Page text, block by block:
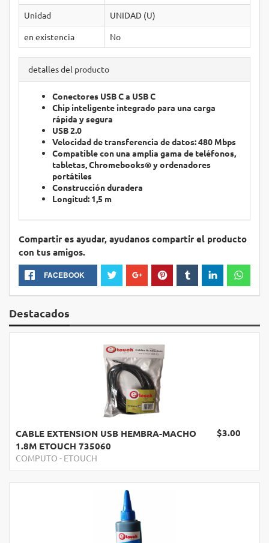
Unidad
UNIDAD (U)
en existencia
No
detalles del producto
Conectores USB C a USB C
Chip inteligente integrado para una carga
rápida y segura
USB 2.0
Velocidad de transferencia de datos: 480 Mbps
Compatible con una amplia gama de teléfonos,
tabletas, Chromebooks® y ordenadores
portátiles
Construcción duradera
Longitud: 1,5 m
Compartir es ayudar, ayudanos compartir el producto
con tus amigos.
FACEBOOK
Destacados
$3.00
CABLE EXTENSION USB HEMBRA-MACHO
1.8M ETOUCH 735060
COMPUTO - ETOUCH